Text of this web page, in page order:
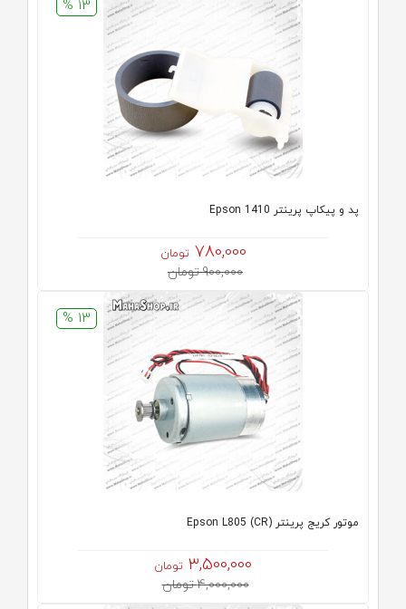
13 %
پد و پیکاپ پرینتر 1410 Epson
780,000 تومان
900,000 تومان
13 %
موتور کریج پرینتر (CR) Epson L805
3,500,000 تومان
4,000,000 تومان